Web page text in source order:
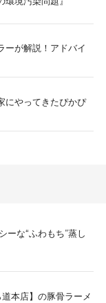
ーが解説！アドバイ
にやってきたぴかぴ
ーな“ふわもち”蒸し
本店】の豚骨ラーメ